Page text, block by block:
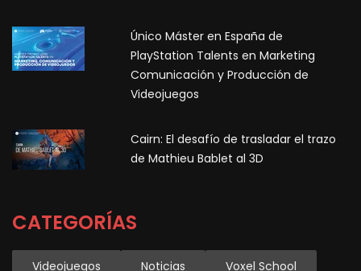
Único Máster en España de
PlayStation Talents en Marketing
Comunicación y Producción de
Videojuegos
Cairn: El desafío de trasladar el trazo
de Mathieu Bablet al 3D
CATEGORÍAS
Videojuegos Noticias Voxel School